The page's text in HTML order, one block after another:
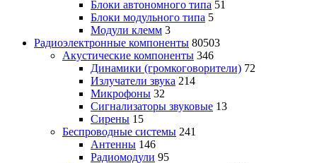
Блоки автономного типа 51
Блоки модульного типа 5
Модули клемм 3
Радиоэлектронные компоненты 80503
Акустические компоненты 346
Динамики (громкоговорители) 72
Излучатели звука 214
Микрофоны 32
Сигнализаторы звуковые 13
Сирены 15
Беспроводные системы 241
Антенны 146
Радиомодули 95